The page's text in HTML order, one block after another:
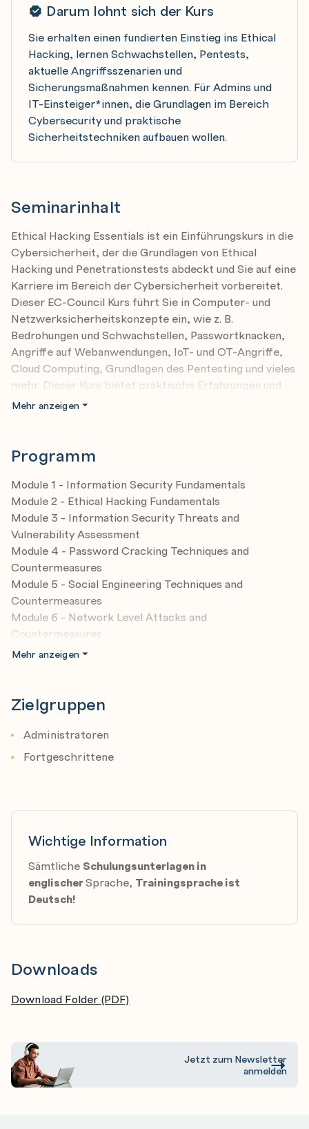
Darum lohnt sich der Kurs
Sie erhalten einen fundierten Einstieg ins Ethical
Hacking, lernen Schwachstellen, Pentests,
aktuelle Angriffsszenarien und
Sicherungsmaßnahmen kennen. Für Admins und
IT-Einsteiger*innen, die Grundlagen im Bereich
Cybersecurity und praktische
Sicherheitstechniken aufbauen wollen.
Seminarinhalt
Ethical Hacking Essentials ist ein Einführungskurs in die
Cybersicherheit, der die Grundlagen von Ethical
Hacking und Penetrationstests abdeckt und Sie auf eine
Karriere im Bereich der Cybersicherheit vorbereitet.
Dieser EC-Council Kurs führt Sie in Computer- und
Netzwerksicherheitskonzepte ein, wie z. B.
Bedrohungen und Schwachstellen, Passwortknacken,
Angriffe auf Webanwendungen, IoT- und OT-Angriffe,
Cloud Computing, Grundlagen des Pentesting und vieles
mehr. Dieser Kurs bietet praktische Erfahrungen und
vermittelt ihnen die notwendigen Fähigkeiten für eine
Mehr anzeigen
Programm
Module 1 - Information Security Fundamentals
Module 2 - Ethical Hacking Fundamentals
Module 3 - Information Security Threats and
Vulnerability Assessment
Module 4 - Password Cracking Techniques and
Countermeasures
Module 5 - Social Engineering Techniques and
Countermeasures
Module 6 - Network Level Attacks and
Countermeasures
Module 7 - Web Application Attacks and
Module 9 - Mobile Attacks and Countermeasures
Module 10 - IOT & OT Attacks and Countermeasures
Module 11 - Cloud Computing Threats and
Countermeasures
Module 12 - Penetration Testing Fundamentals
Mehr anzeigen
Zielgruppen
Administratoren
Fortgeschrittene
Wichtige Information
Sämtliche Schulungsunterlagen in
englischerSprache, Trainingsprache ist
Deutsch!
Downloads
Download Folder (PDF)
Jetzt zum Newsletter
anmelden